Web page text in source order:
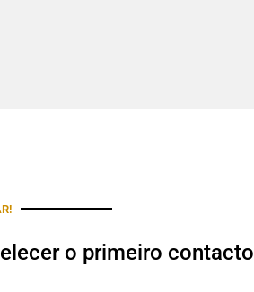
o primeiro contacto